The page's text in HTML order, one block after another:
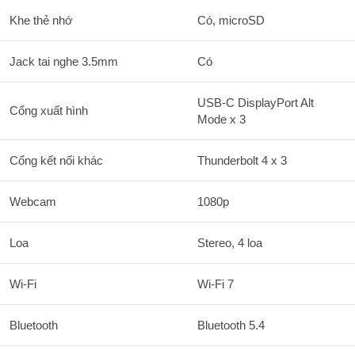
Khe thẻ nhớ Có, microSD
Jack tai nghe 3.5mm Có
Cổng xuất hình
USB-C DisplayPort Alt
Mode x 3
Cổng kết nối khác Thunderbolt 4 x 3
Webcam 1080p
Loa Stereo, 4 loa
Wi-Fi Wi-Fi 7
Bluetooth Bluetooth 5.4